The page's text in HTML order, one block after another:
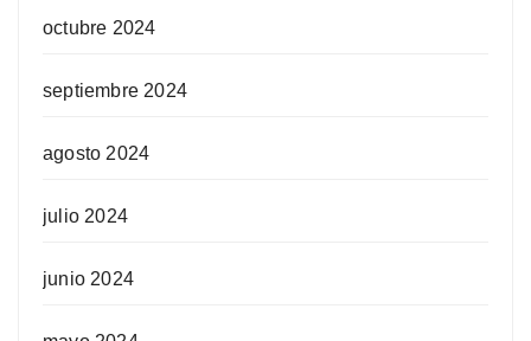
octubre 2024
septiembre 2024
agosto 2024
julio 2024
junio 2024